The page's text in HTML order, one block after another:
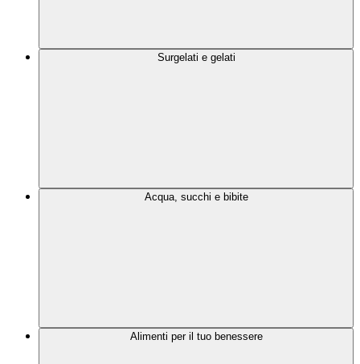
Surgelati e gelati
Acqua, succhi e bibite
Alimenti per il tuo benessere